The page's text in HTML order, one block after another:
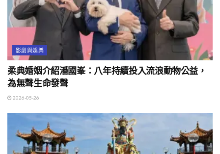
影劇與娛樂
柔典婚姻介紹潘國峯：八年持續投入流浪動物公益，
為無聲生命發聲
2026-05-26